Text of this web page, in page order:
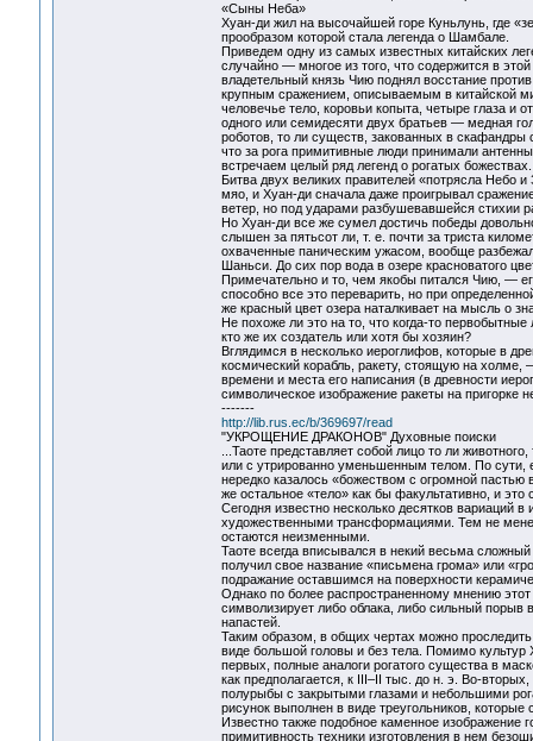
«Сыны Неба»
Хуан-ди жил на высочайшей горе Куньлунь, где
прообразом которой стала легенда о Шамбале.
Приведем одну из самых известных китайских
случайно — многое из того, что содержится в
владетельный князь Чию поднял восстание
крупным сражением, описываемым в китайской
человечье тело, коровьи копыта, четыре глаза и
одного или семидесяти двух братьев — медная
роботов, то ли существ, закованных в
что за рога примитивные люди принимали
встречаем целый ряд легенд о рогатых божествах.
Битва двух великих правителей «потрясла
мяо, и Хуан-ди сначала даже проигрывал
ветер, но под ударами разбушевавшейся стихии
Но Хуан-ди все же сумел достичь победы
слышен за пятьсот ли, т. е. почти за триста
охваченные паническим ужасом, вообще
Шаньси. До сих пор вода в озере красноватого
Примечательно и то, чем якобы питался Чию, —
способно все это переварить, но при
же красный цвет озера наталкивает на мысль о
Не похоже ли это на то, что когда-то
кто же их создатель или хотя бы хозяин?
Вглядимся в несколько иероглифов, которые в
космический корабль, ракету, стоящую на холме,
времени и места его написания (в древности
символическое изображение ракеты на пригорке
-------
http://lib.rus.ec/b/369697/read
"УКРОЩЕНИЕ ДРАКОНОВ" Духовные поиски
...Таоте представляет собой лицо то ли
или с утрированно уменьшенным телом. По сути,
нередко казалось «божеством с огромной
же остальное «тело» как бы факультативно, и
Сегодня известно несколько десятков вариаций
художественными трансформациями. Тем не
остаются неизменными.
Таоте всегда вписывался в некий весьма
получил свое название «письмена грома» или
подражание оставшимся на поверхности
Однако по более распространенному мнению
символизирует либо облака, либо сильный порыв
напастей.
Таким образом, в общих чертах можно проследить
виде большой головы и без тела. Помимо
первых, полные аналоги рогатого существа в
как предполагается, к III–II тыс. до н. э. Во-
полурыбы с закрытыми глазами и небольшими
рисунок выполнен в виде треугольников, которые
Известно также подобное каменное
примитивность техники изготовления в нем